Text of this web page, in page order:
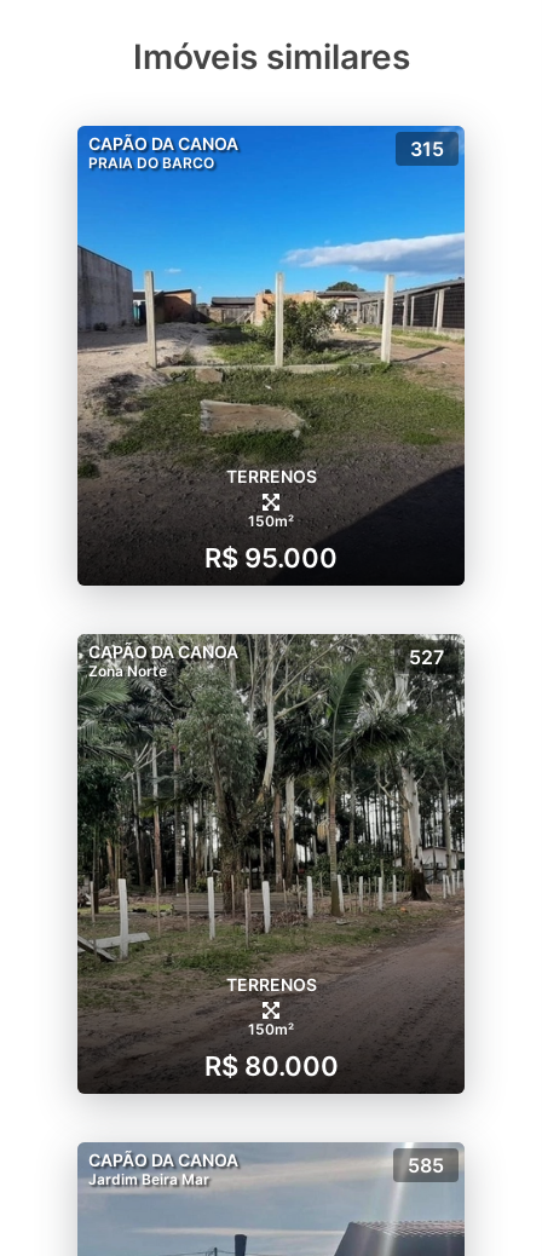
Imóveis similares
CAPÃO DA CANOA
PRAIA DO BARCO
315
TERRENOS
150m²
R$ 95.000
CAPÃO DA CANOA
Zona Norte
527
TERRENOS
150m²
R$ 80.000
CAPÃO DA CANOA
Jardim Beira Mar
585